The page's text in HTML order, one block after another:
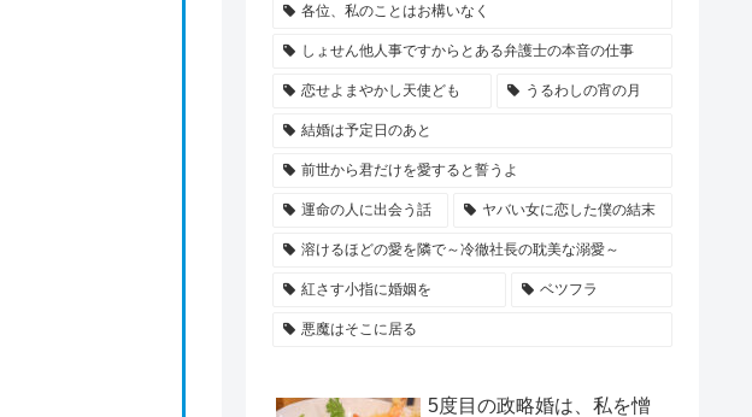
各位、私のことはお構いなく
しょせん他人事ですからとある弁護士の本音の仕事
恋せよまやかし天使ども うるわしの宵の月
結婚は予定日のあと
前世から君だけを愛すると誓うよ
運命の人に出会う話 ヤバい女に恋した僕の結末
溶けるほどの愛を隣で～冷徹社長の耽美な溺愛～
紅さす小指に婚姻を ベツフラ
悪魔はそこに居る
5度目の政略婚は、私を憎